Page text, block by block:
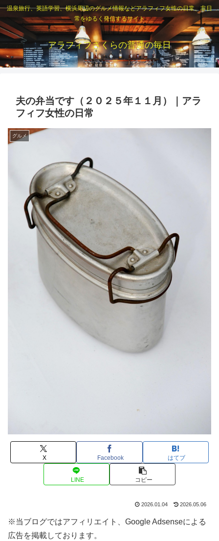
温泉旅行、英語学習、横浜周辺のグルメ情報などアラフィフ女性の日常、非日
常をゆるく発信するサイト
アラフィフさくらの普通の毎日
夫の弁当です（２０２５年１１月）｜アラ
フィフ女性の日常
グルメ
X Facebook はてブ
LINE コピー
2026.01.04 2026.05.06
※当ブログではアフィリエイト、Google Adsenseによる
広告を掲載しております。